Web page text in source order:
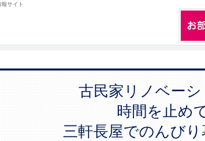
サイト
古民家リノベーシ
時間を止め
三軒長屋でのんびり